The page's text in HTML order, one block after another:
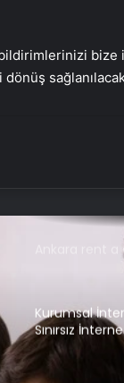
bize
Buharlı Koltuk
Ankara rent
Kurumsal
Sınırsız